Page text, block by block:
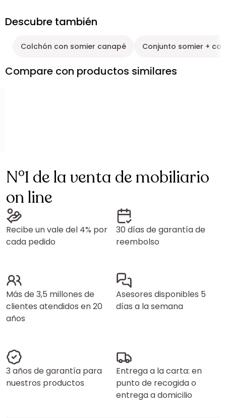
Descubre también
Colchón con somier canapé Conjunto somier +
Compare con productos similares
N°1 de la venta de mobiliario
on line
Recibe un vale del 4% por
cada pedido
30 días de garantía de
reembolso
Más de 3,5 millones de
clientes atendidos en 20
años
Asesores disponibles 5
días a la semana
3 años de garantía para
nuestros productos
Entrega a la carta: en
punto de recogida o
entrega a domicilio